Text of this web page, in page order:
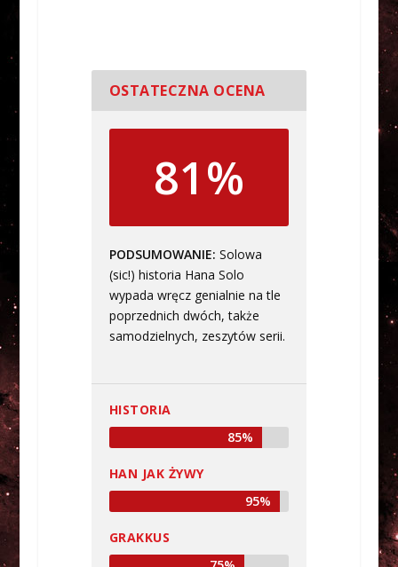
OSTATECZNA OCENA
81%
PODSUMOWANIE Solowa
(sic!) historia Hana Solo
wypada wręcz genialnie na tle
poprzednich dwóch, także
samodzielnych, zeszytów serii.
HISTORIA
85%
HAN JAK ŻYWY
95%
GRAKKUS